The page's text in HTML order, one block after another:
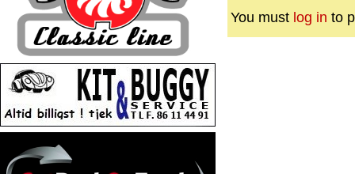
You must log in to